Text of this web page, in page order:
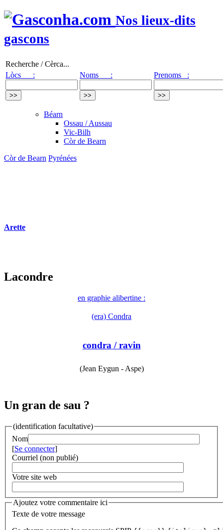
Nos lieux-dits
gascons
Recherche / Cèrca...
Lòcs :
Noms : Prenoms :
Béarn
Ossau / Aussau
Vic-Bilh
Còr de Bearn
Còr de Bearn Pyrénées
Arette
Lacondre
en graphie alibertine :
(era) Condra
condra / ravin
(Jean Eygun - Aspe)
Un gran de sau ?
(identification facultative)
Nom
[Se connecter]
Courriel (non publié)
Votre site web
Ajoutez votre commentaire ici
Texte de votre message